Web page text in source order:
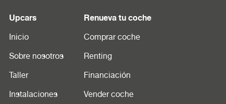
Upcars
Inicio
Sobre nosotros
Taller
Instalaciones
Renueva tu coche
Comprar coche
Renting
Financiación
Vender coche